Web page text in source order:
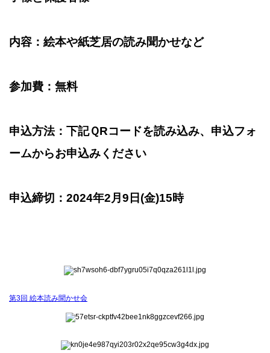
内容：絵本や紙芝居の読み聞かせなど
参加費：無料
申込方法：下記ＱRコードを読み込み、申込フォ
ームからお申込みください
申込締切：2024年2月9日(金)15時
第3回 絵本読み聞かせ会